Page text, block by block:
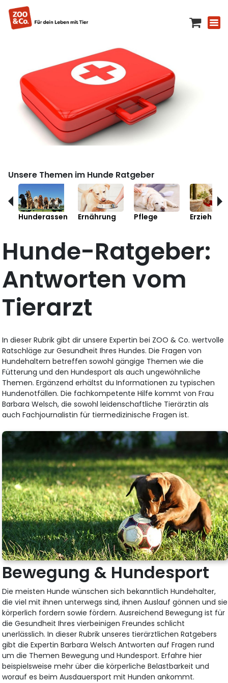
Unsere Themen im Hunde Ratgeber
Hunderassen Ernährung Pflege Erziehung
Hunde-Ratgeber:
Antworten vom
Tierarzt
In dieser Rubrik gibt dir unsere Expertin bei ZOO & Co. wertvolle
Ratschläge zur Gesundheit Ihres Hundes. Die Fragen von
Hundehaltern betreffen sowohl gängige Themen wie die
Fütterung und den Hundesport als auch ungewöhnliche
Themen. Ergänzend erhältst du Informationen zu typischen
Hundenotfällen. Die fachkompetente Hilfe kommt von Frau
Barbara Welsch, die sowohl leidenschaftliche Tierärztin als
auch Fachjournalistin für tiermedizinische Fragen ist.
Bewegung & Hundesport
Die meisten Hunde wünschen sich bekanntlich Hundehalter,
die viel mit ihnen unterwegs sind, ihnen Auslauf gönnen und sie
körperlich fordern sowie fördern. Ausreichend Bewegung ist für
die Gesundheit Ihres vierbeinigen Freundes schlicht
unerlässlich. In dieser Rubrik unseres tierärztlichen Ratgebers
gibt die Expertin Barbara Welsch Antworten auf Fragen rund
um die Themen Bewegung und Hundesport. Erfahre hier
beispielsweise mehr über die körperliche Belastbarkeit und
worauf es beim Ausdauersport mit Hunden ankommt.